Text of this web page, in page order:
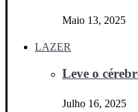
Maio 13, 2025
LAZER
Leve o
Julho 16, 2025